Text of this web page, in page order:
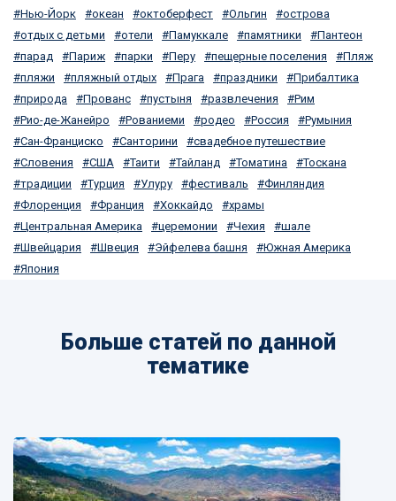
Нью-Йорк
океан октоберфест Ольгин
острова
отдых с детьми
отели Памуккале памятники
Пантеон
парад
Париж парки Перу пещерные поселения
Пляж
пляжи
пляжный отдых Прага праздники
Прибалтика
природа
Прованс пустыня развлечения
Рим
Рио-де-Жанейро
Рованиеми родео Россия
Румыния
Сан-Франциско
Санторини
свадебное путешествие
Словения
США Таити Тайланд Томатина
Тоскана
традиции
Турция Улуру фестиваль
Финляндия
Флоренция
Франция Хоккайдо
храмы
Центральная Америка
церемонии Чехия
шале
Швейцария
Швеция Эйфелева башня
Южная Америка
Япония
Больше статей по данной
тематике